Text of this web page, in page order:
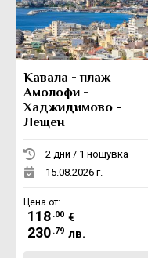
Екскурзии в Румъния
Кавала - плаж
Амолофи -
Хаджидимово -
Лещен
2 дни / 1 нощувка
15.08.2026 г.
Цена от:
118 .00 €
230 .79 лв.